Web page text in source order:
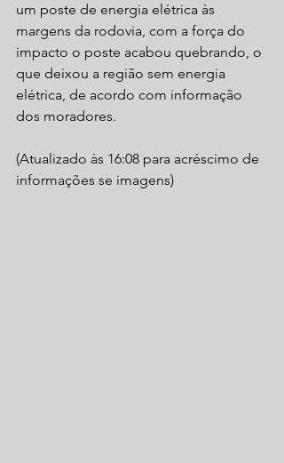
um poste de energia elétrica às
margens da rodovia, com a força do
impacto o poste acabou quebrando, o
que deixou a região sem energia
elétrica, de acordo com informação
dos moradores.
(Atualizado às 16:08 para acréscimo de
informações se imagens)